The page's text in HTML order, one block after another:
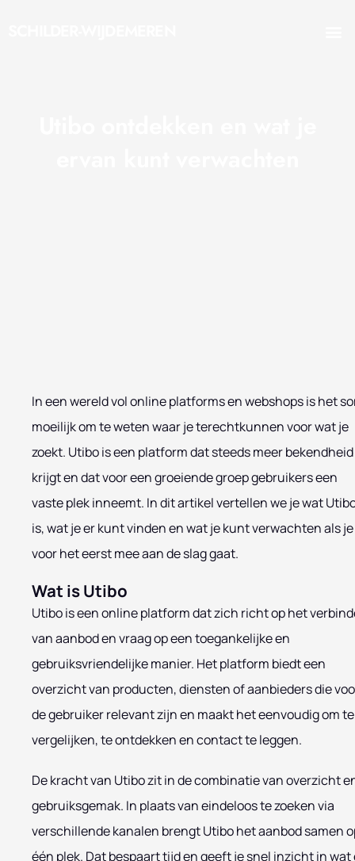
In een wereld vol online platforms en webshops is het
moeilijk om te weten waar je terechtkunnen voor wat je
zoekt. Utibo is een platform dat steeds meer bekendheid
krijgt en dat voor een groeiende groep gebruikers een
vaste plek inneemt. In dit artikel vertellen we je wat
is, wat je er kunt vinden en wat je kunt verwachten als
voor het eerst mee aan de slag gaat.
Wat is Utibo
Utibo is een online platform dat zich richt op het
van aanbod en vraag op een toegankelijke en
gebruiksvriendelijke manier. Het platform biedt een
overzicht van producten, diensten of aanbieders die
de gebruiker relevant zijn en maakt het eenvoudig om te
vergelijken, te ontdekken en contact te leggen.
De kracht van Utibo zit in de combinatie van overzicht
gebruiksgemak. In plaats van eindeloos te zoeken via
verschillende kanalen brengt Utibo het aanbod samen
één plek. Dat bespaart tijd en geeft je snel inzicht in wat